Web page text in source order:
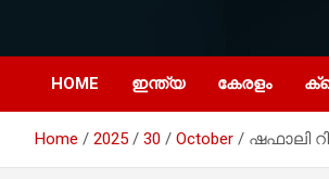
HOME ഇന്ത്യ കേരളം
Home 2025 30 October ഷഫാലി